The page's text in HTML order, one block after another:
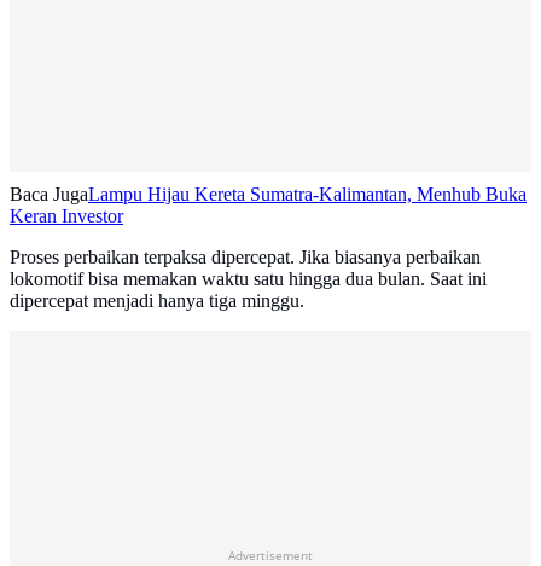
Baca JugaLampu Hijau Kereta Sumatra-Kalimantan, Menhub Buka
Keran Investor
Proses perbaikan terpaksa dipercepat. Jika biasanya perbaikan
lokomotif bisa memakan waktu satu hingga dua bulan. Saat ini
dipercepat menjadi hanya tiga minggu.
Advertisement